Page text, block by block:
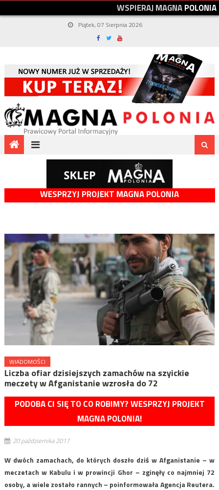
WSPIERAJMAGNAPOLONIA
Piątek, 07 Sierpnia 2026
WESPRZYJ PROJEKT MAGNA POLONIA
WIADOMOŚCI
Liczba ofiar dzisiejszych zamachów na szyickie
meczety w Afganistanie wzrosła do 72
PODOBA CI SIĘ TO CO ROBIMY? WESPRZYJ PROJEKT
MAGNA POLONIA!
20 października 2017
W dwóch zamachach, do których doszło dziś w Afganistanie – w
meczetach w Kabulu i w prowincji Ghor – zginęły co najmniej 72
osoby, a wiele zostało rannych – poinformowała Agencja Reutera.